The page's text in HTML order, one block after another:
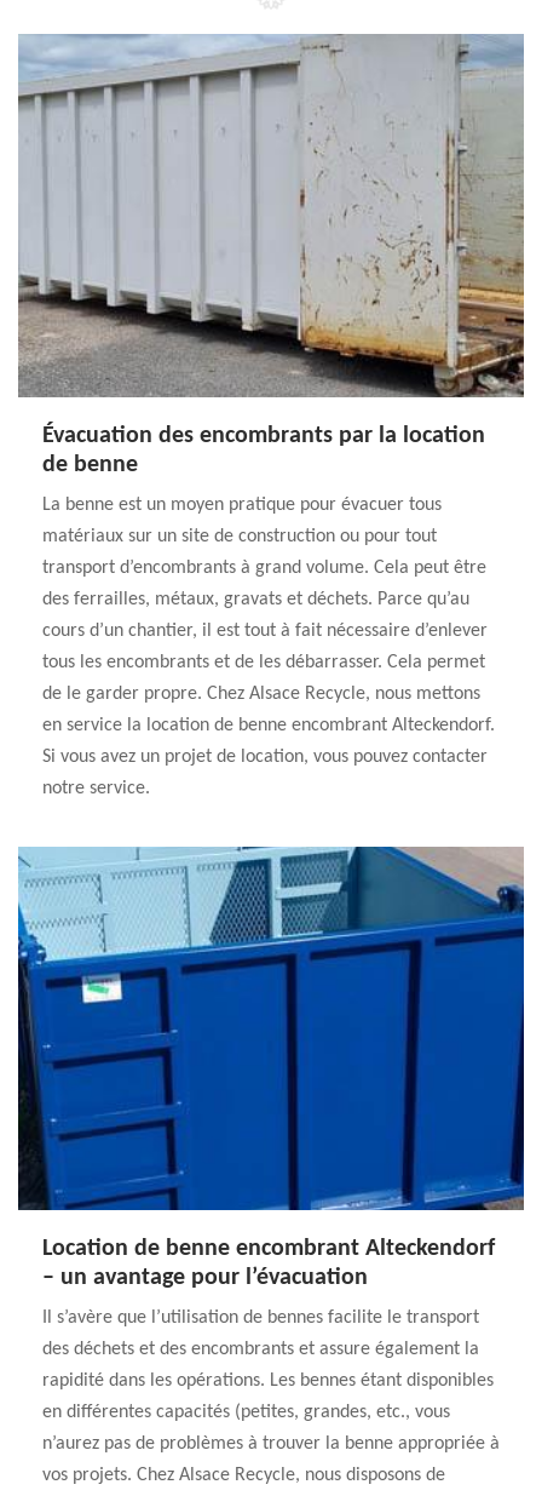
Évacuation des encombrants par la location
de benne
La benne est un moyen pratique pour évacuer tous
matériaux sur un site de construction ou pour tout
transport d’encombrants à grand volume. Cela peut être
des ferrailles, métaux, gravats et déchets. Parce qu’au
cours d’un chantier, il est tout à fait nécessaire d’enlever
tous les encombrants et de les débarrasser. Cela permet
de le garder propre. Chez Alsace Recycle, nous mettons
en service la location de benne encombrant Alteckendorf.
Si vous avez un projet de location, vous pouvez contacter
notre service.
Location de benne encombrant Alteckendorf
– un avantage pour l’évacuation
Il s’avère que l’utilisation de bennes facilite le transport
des déchets et des encombrants et assure également la
rapidité dans les opérations. Les bennes étant disponibles
en différentes capacités (petites, grandes, etc., vous
n’aurez pas de problèmes à trouver la benne appropriée à
vos projets. Chez Alsace Recycle, nous disposons de